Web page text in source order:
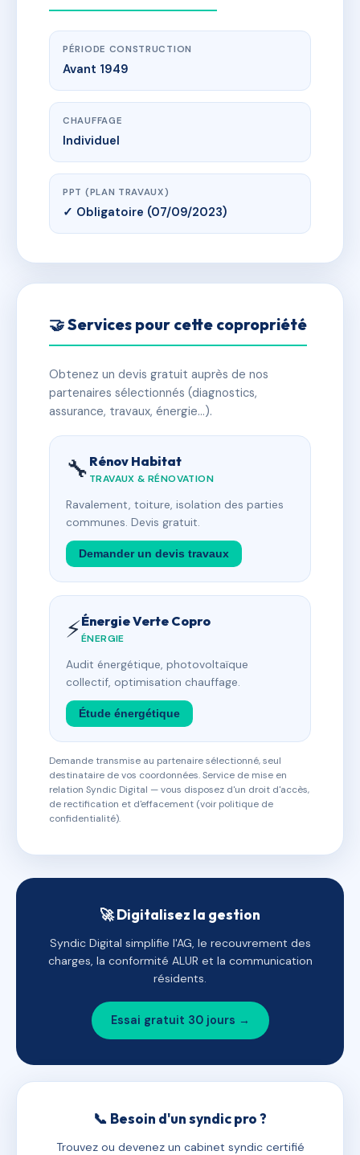
PÉRIODE CONSTRUCTION
Avant 1949
CHAUFFAGE
Individuel
PPT (PLAN TRAVAUX)
✓ Obligatoire (07/09/2023)
🤝 Services pour cette copropriété
Obtenez un devis gratuit auprès de nos
partenaires sélectionnés (diagnostics,
assurance, travaux, énergie…).
🔧 Rénov Habitat
TRAVAUX & RÉNOVATION
Ravalement, toiture, isolation des parties
communes. Devis gratuit.
Demander un devis travaux
⚡Énergie Verte Copro
ÉNERGIE
Audit énergétique, photovoltaïque
collectif, optimisation chauffage.
Étude énergétique
Demande transmise au partenaire sélectionné, seul
destinataire de vos coordonnées. Service de mise en
relation Syndic Digital — vous disposez d'un droit d'accès,
de rectification et d'effacement (voir politique de
confidentialité).
🚀 Digitalisez la gestion
Syndic Digital simplifie l'AG, le recouvrement des
charges, la conformité ALUR et la communication
résidents.
Essai gratuit 30 jours →
📞 Besoin d'un syndic pro ?
Trouvez ou devenez un cabinet syndic certifié